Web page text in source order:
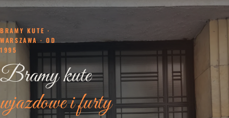
BRAMY KUTE ·
WARSZAWA · OD
1995
Bramy kute
wjazdowe i furty